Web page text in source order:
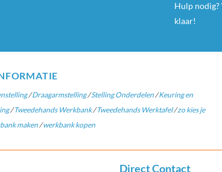
Hulp
klaar!
/Draagarmstelling/Stelling Onderdelen/Keuring en
/Tweedehands Werkbank/Tweedehands Werktafel/zo kies je
maken/werkbank kopen
Direct Contact